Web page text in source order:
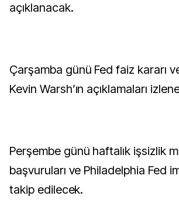
açıklanacak.
Çarşamba günü Fed faiz kararı
Kevin Warsh’ın açıklamaları
Perşembe günü haftalık işsizlik
başvuruları ve Philadelphia Fed
takip edilecek.